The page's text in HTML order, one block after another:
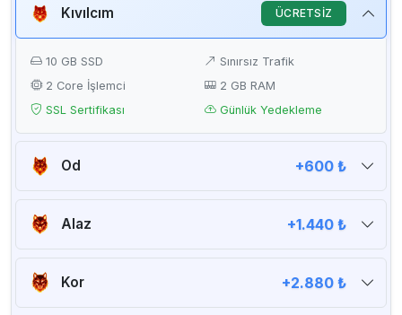
Kıvılcım ÜCRETSİZ
10 GB SSD
Sınırsız Trafik
2 Core İşlemci
2 GB RAM
SSL Sertifikası
Günlük Yedekleme
Od +600 ₺
20 GB SSD
Sınırsız Trafik
2 Core İşlemci
Alaz +1.440 ₺
50 GB SSD
Sınırsız Trafik
4 Core İşlemci
Kor +2.880 ₺
Sınırsız SSD
Sınırsız Trafik